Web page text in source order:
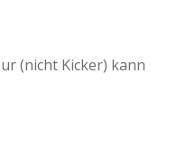
(nicht Kicker) kann